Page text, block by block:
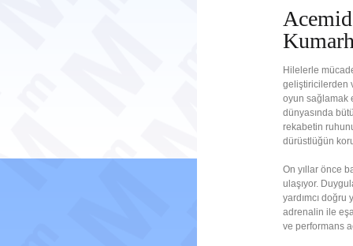
Hilelerle
geliştiricilerden
oyun sağlamak
dünyasında
rekabetin
dürüstlüğün
On yıllar önce
ulaşıyor.
yardımcı doğru
adrenalin ile
ve performans